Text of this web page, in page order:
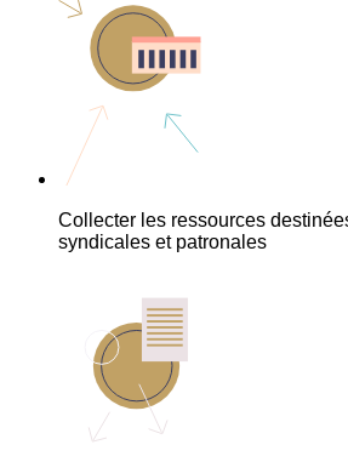
Collecter les ressources
syndicales et patronales